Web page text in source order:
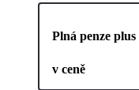
Plná penze plus
v ceně